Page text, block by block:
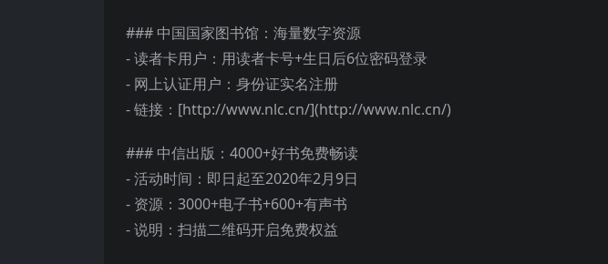
### 中国国家图书馆：海量数字资源
- 读者卡用户：用读者卡号+生日后6位密码登录
- 网上认证用户：身份证实名注册
- 链接：[http://www.nlc.cn/](http://www.nlc.cn/)
### 中信出版：4000+好书免费畅读
- 活动时间：即日起至2020年2月9日
- 资源：3000+电子书+600+有声书
- 说明：扫描二维码开启免费权益